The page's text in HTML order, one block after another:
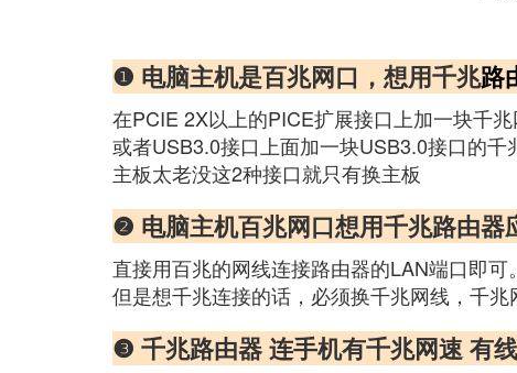
❶ 电脑主机是百兆网口，想用千兆路
在PCIE 2X以上的PICE扩展接口上加一块千
或者USB3.0接口上面加一块USB3.0接口的千
主板太老没这2种接口就只有换主板
❷ 电脑主机百兆网口想用千兆路由器
直接用百兆的网线连接路由器的LAN端口即可
但是想千兆连接的话，必须换千兆网线，千兆
❸ 千兆路由器 连手机有千兆网速 有